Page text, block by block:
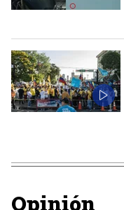
Opinión